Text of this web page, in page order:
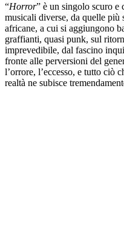
“Horror” è un singolo scuro e
musicali diverse, da quelle più
africane, a cui si aggiungono
graffianti, quasi punk, sul
imprevedibile, dal fascino
fronte alle perversioni del
l’orrore, l’eccesso, e tutto ciò
realtà ne subisce